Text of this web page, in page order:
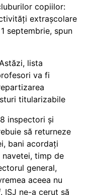
copiilor:
extrașcolare
septembrie, spun
lista
va fi
titularizabile
inspectori și
să returneze
bani acordați
timp de
general,
aceea nu
ISJ ne-a cerut să